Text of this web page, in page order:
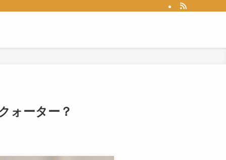
ォーター？